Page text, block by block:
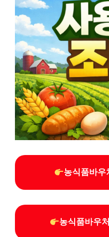
농식품바우
농식품바우